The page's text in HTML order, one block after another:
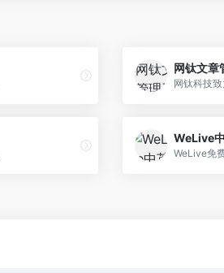
网钛文章
网钛科技
WeLive
WeLive免